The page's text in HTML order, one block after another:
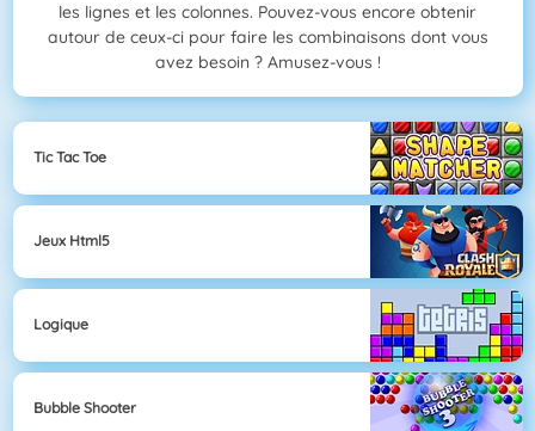
les lignes et les colonnes. Pouvez-vous encore obtenir
autour de ceux-ci pour faire les combinaisons dont vous
avez besoin ? Amusez-vous !
Tic Tac Toe
Jeux Html5
Logique
Bubble Shooter